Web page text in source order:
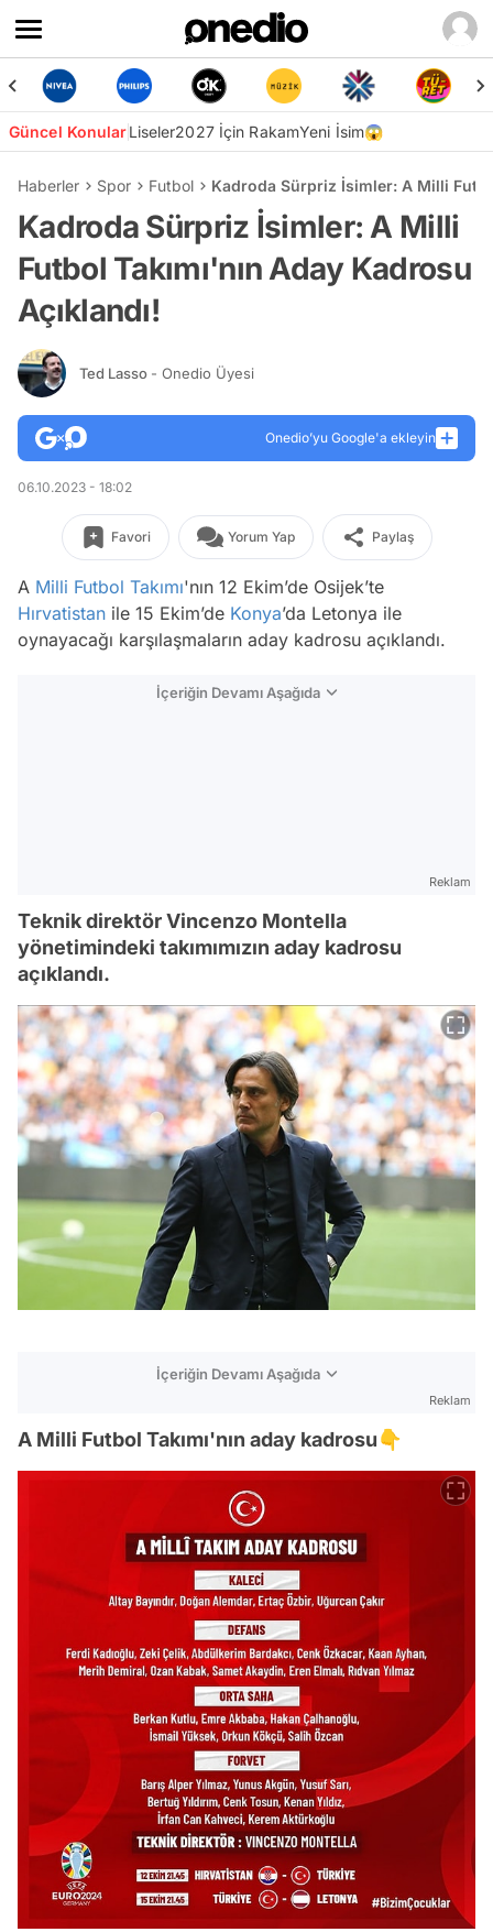
Güncel KonularLiseler2027 İçin RakamYeni İsim😱
Haberler Spor Futbol Kadroda Sürpriz İsimler: A Milli
Kadroda Sürpriz İsimler: A Milli
Futbol Takımı'nın Aday Kadrosu
Açıklandı!
Ted Lasso - Onedio Üyesi
Onedio’yu Google'a ekleyin
06.10.2023 - 18:02
Favori Yorum Yap Paylaş
A Milli Futbol Takımı'nın 12 Ekim’de Osijek’te
Hırvatistan ile 15 Ekim’de Konya’da Letonya ile
oynayacağı karşılaşmaların aday kadrosu açıklandı.
İçeriğin Devamı Aşağıda
Reklam
Teknik direktör Vincenzo Montella
yönetimindeki takımımızın aday kadrosu
açıklandı.
İçeriğin Devamı Aşağıda
Reklam
A Milli Futbol Takımı'nın aday kadrosu👇